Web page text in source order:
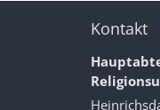
Kontakt